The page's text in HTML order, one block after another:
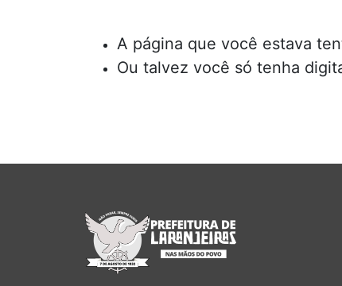
A página que você estava
Ou talvez você só tenha